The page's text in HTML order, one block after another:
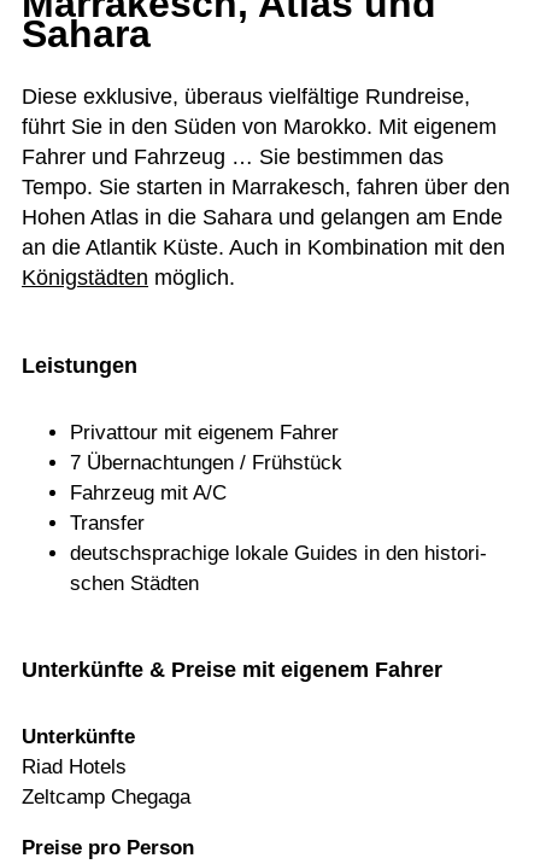
Sahara
Diese exklu­sive, über­aus viel­fäl­tige Rund­reise,
führt Sie in den Süden von Marokko. Mit eige­nem
Fah­rer und Fahr­zeug … Sie bestim­men das
Tempo. Sie star­ten in Mar­ra­kesch, fah­ren über den
Hohen Atlas in die Sahara und gelan­gen am Ende
an die Atlan­tik Küste. Auch in Kom­bi­na­tion mit den
König­städ­ten möglich.
Leistungen
Pri­vat­tour mit eige­nem Fahrer
7 Über­nach­tun­gen / Frühstück
Fahr­zeug mit A/C
Trans­fer
deutsch­spra­chige lokale Gui­des in den his­to­ri­
schen Städten
Unterkünfte & Preise mit eigenem Fahrer
Unter­künfte
Riad Hotels
Zelt­camp Chegaga
Preise pro Per­son